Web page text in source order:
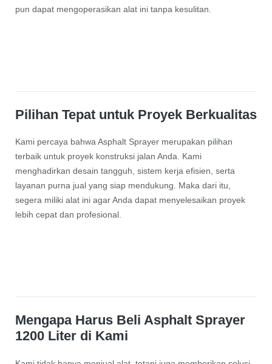
pun dapat mengoperasikan alat ini tanpa kesulitan.
Pilihan Tepat untuk Proyek Berkualitas
Kami percaya bahwa Asphalt Sprayer merupakan pilihan
terbaik untuk proyek konstruksi jalan Anda. Kami
menghadirkan desain tangguh, sistem kerja efisien, serta
layanan purna jual yang siap mendukung. Maka dari itu,
segera miliki alat ini agar Anda dapat menyelesaikan proyek
lebih cepat dan profesional.
Mengapa Harus Beli Asphalt Sprayer
1200 Liter di Kami